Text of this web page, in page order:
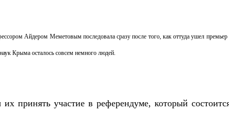
Айдером Меметовымпоследовала сразу после того, как оттуда ушел
Крыма осталось совсем немного людей.
принять участие в референдуме, который